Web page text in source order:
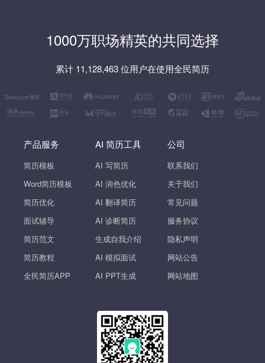
1000万职场精英的共同选择
累计 11,128,463 位用户在使用全民简历
产品服务
简历模板
Word简历模板
简历优化
面试辅导
简历范文
简历教程
全民简历APP
AI 简历工具
AI 写简历
AI 润色优化
AI 翻译简历
AI 诊断简历
生成自我介绍
AI 模拟面试
AI PPT生成
公司
联系我们
关于我们
常见问题
服务协议
隐私声明
网站公告
网站地图